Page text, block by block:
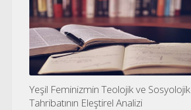
Yeşil Feminizmin Teolojik ve Sosyolojik
Tahribatının Eleştirel Analizi